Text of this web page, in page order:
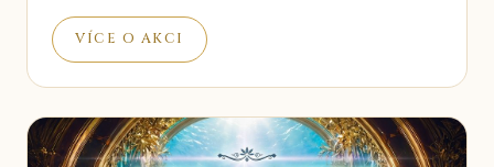
VÍCE O AKCI